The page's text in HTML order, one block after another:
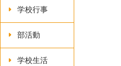
学校行事
部活動
学校生活